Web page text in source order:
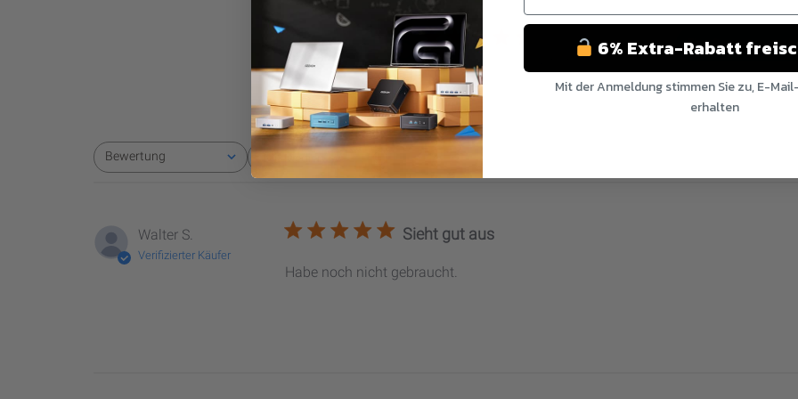
4.5 Basierend auf 19 Bewertungen
Eine Bewertung
Bewertung
Alle Bewertungen
Walter S.
Verifizierter Käufer
Sieht gut aus
Habe noch nicht gebraucht.
6% Extra-Rabatt
Mit der Anmeldung stimmen Sie zu, E-
erhalten